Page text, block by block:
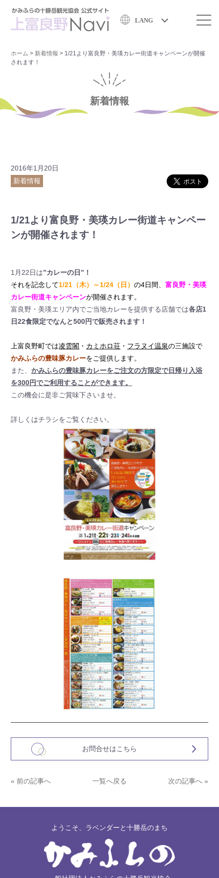
LANG
ホーム > 新着情報 > 1/21より富良野・美瑛カレー街道キャンペーンが開催
されます！
新着情報
2016年1月20日
新着情報
1/21より富良野・美瑛カレー街道キャンペー
ンが開催されます！
1月22日は”カレーの日”！
それを記念して1/21（木）～1/24（日）の4日間、富良野・美瑛
カレー街道キャンペーンが開催されます。
富良野・美瑛エリア内でご当地カレーを提供する店舗では各店1
日22食限定でなんと500円で販売されます！
上富良野町では凌雲閣 ・ カミホロ荘 ・ フラヌイ温泉の三施設で
かみふらの豊味豚カレーをご提供します。
また、かみふらの豊味豚カレーをご注文の方限定で日帰り入浴
を300円でご利用することができます。
この機会に是非ご賞味下さいませ。
詳しくはチラシをご覧ください。
お問合せはこちら
« 前の記事へ 一覧へ戻る 次の記事へ »
ようこそ、ラベンダーと十勝岳のまち